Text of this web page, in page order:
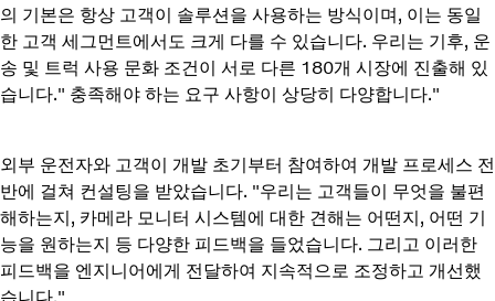
의 기본은 항상 고객이 솔루션을 사용하는 방식이며, 이는 동일
한 고객 세그먼트에서도 크게 다를 수 있습니다. 우리는 기후, 운
송 및 트럭 사용 문화 조건이 서로 다른 180개 시장에 진출해 있
습니다." 충족해야 하는 요구 사항이 상당히 다양합니다."
외부 운전자와 고객이 개발 초기부터 참여하여 개발 프로세스 전
반에 걸쳐 컨설팅을 받았습니다. "우리는 고객들이 무엇을 불편
해하는지, 카메라 모니터 시스템에 대한 견해는 어떤지, 어떤 기
능을 원하는지 등 다양한 피드백을 들었습니다. 그리고 이러한
피드백을 엔지니어에게 전달하여 지속적으로 조정하고 개선했
습니다."